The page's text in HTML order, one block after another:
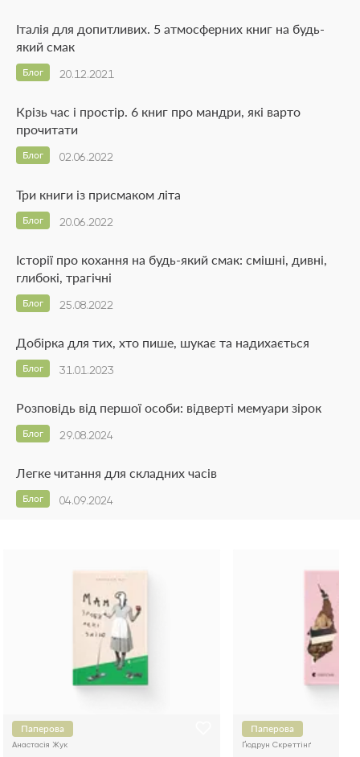
Італія для допитливих. 5 атмосферних книг на будь-
який смак
20.12.2021
Блог
Крізь час і простір. 6 книг про мандри, які варто
прочитати
02.06.2022
Блог
Три книги із присмаком літа
20.06.2022
Блог
Історії про кохання на будь-який смак: смішні, дивні,
глибокі, трагічні
25.08.2022
Блог
Добірка для тих, хто пише, шукає та надихається
31.01.2023
Блог
Розповідь від першої особи: відверті мемуари зірок
29.08.2024
Блог
Легке читання для складних часів
04.09.2024
Блог
Паперова
Анастасія Жук
Паперова
Ґюдрун Скреттінґ